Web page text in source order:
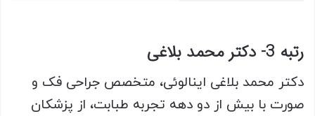
رتبه 3- دکتر محمد بلاغی
دکتر محمد بلاغی اینالوئی، متخصص جراحی فک و
صورت با بیش از دو دهه تجربه طبابت، از پزشکان